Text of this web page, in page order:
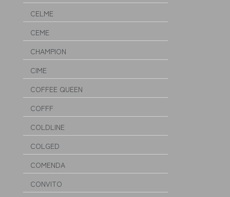
CELME
CEME
CHAMPION
CIME
COFFEE QUEEN
COFFF
COLDLINE
COLGED
COMENDA
CONVITO